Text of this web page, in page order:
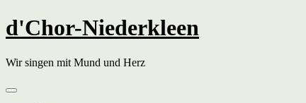
Skip
to
d'Chor-Niederkleen
Wir singen mit Mund und Herz